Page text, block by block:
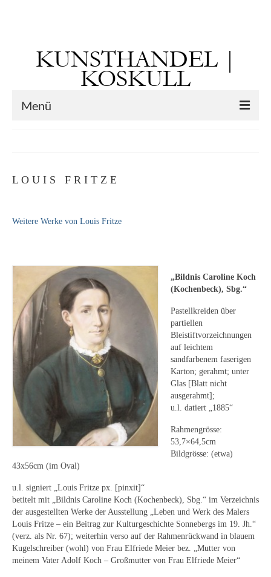
KUNSTHANDEL |
KOSKULL
Menü
– 02.06.1851 ebd.)
Leonhard Heinrich Hessel
George Paice
Johann Georg Strobel
Ludwig Martin Wilberg
Weitere Künstler nach 1945
Kunst 1900-1945
Walter Becker
Ernst Geitlinger
Erich Hartmann
Wilhelm von Hillern-Flinsch
Karl Otto Hy
Emma Joos
L O U I S F R I T Z E
Weitere Werke von Louis Fritze
„Bildnis Caroline Koch
(Kochenbeck), Sbg.“
Pastellkreiden über
partiellen
Bleistiftvorzeichnungen
auf leichtem
sandfarbenem faserigen
Karton; gerahmt; unter
Glas [Blatt nicht
ausgerahmt];
u.l. datiert „1885“
Rahmengrösse:
53,7×64,5cm
Bildgrösse: (etwa)
43x56cm (im Oval)
u.l. signiert „Louis Fritze px. [pinxit]“
betitelt mit „Bildnis Caroline Koch (Kochenbeck), Sbg.“ im Verzeichnis
der ausgestellten Werke der Ausstellung „Leben und Werk des Malers
Louis Fritze – ein Beitrag zur Kulturgeschichte Sonnebergs im 19. Jh.“
(verz. als Nr. 67); weiterhin verso auf der Rahmenrückwand in blauem
Kugelschreiber (wohl) von Frau Elfriede Meier bez. „Mutter von
meinem Vater Adolf Koch – Großmutter von Frau Elfriede Meier“